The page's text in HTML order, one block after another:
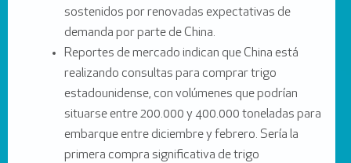
sostenidos por renovadas expectativas de
demanda por parte de China.
Reportes de mercado indican que China está
realizando consultas para comprar trigo
estadounidense, con volúmenes que podrían
situarse entre 200.000 y 400.000 toneladas para
embarque entre diciembre y febrero. Sería la
primera compra significativa de trigo